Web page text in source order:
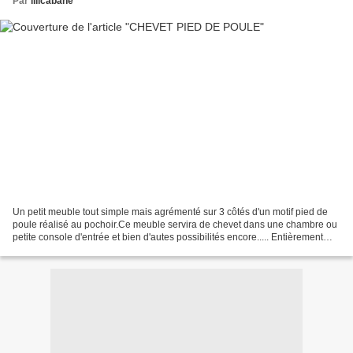
Un petit meuble tout simple mais agrémenté sur 3 côtés d'un motif pied de
poule réalisé au pochoir.Ce meuble servira de chevet dans une chambre ou
petite console d'entrée et bien d'autes possibilités encore..... Entièrement